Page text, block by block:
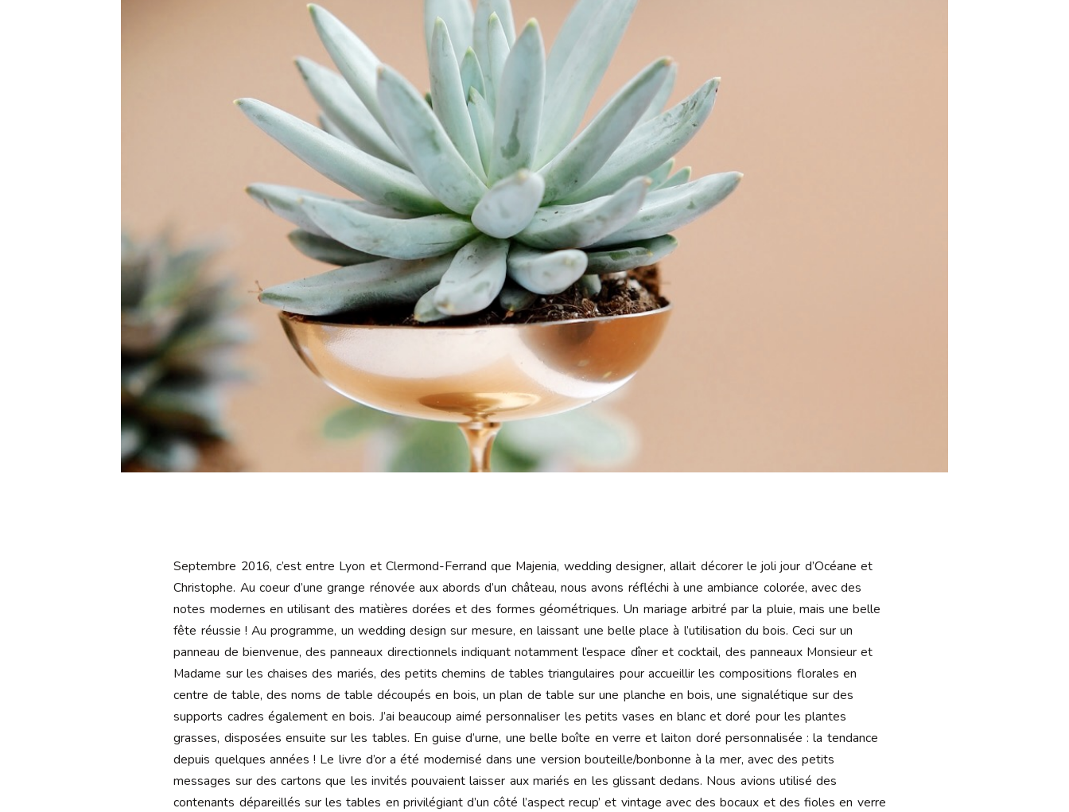
Septembre 2016, c’est entre Lyon et Clermond-Ferrand que Majenia, wedding designer, allait décorer le joli jour d’Océane et
Christophe. Au coeur d’une grange rénovée aux abords d’un château, nous avons réfléchi à une ambiance colorée, avec des
notes modernes en utilisant des matières dorées et des formes géométriques. Un mariage arbitré par la pluie, mais une belle
fête réussie ! Au programme, un wedding design sur mesure, en laissant une belle place à l’utilisation du bois. Ceci sur un
panneau de bienvenue, des panneaux directionnels indiquant notamment l’espace dîner et cocktail, des panneaux Monsieur et
Madame sur les chaises des mariés, des petits chemins de tables triangulaires pour accueillir les compositions florales en
centre de table, des noms de table découpés en bois, un plan de table sur une planche en bois, une signalétique sur des
supports cadres également en bois. J’ai beaucoup aimé personnaliser les petits vases en blanc et doré pour les plantes
grasses, disposées ensuite sur les tables. En guise d’urne, une belle boîte en verre et laiton doré personnalisée : la tendance
depuis quelques années ! Le livre d’or a été modernisé dans une version bouteille/bonbonne à la mer, avec des petits
messages sur des cartons que les invités pouvaient laisser aux mariés en les glissant dedans. Nous avions utilisé des
contenants dépareillés sur les tables en privilégiant d’un côté l’aspect recup’ et vintage avec des bocaux et des fioles en verre
interdum. Etiam porta sem malesuada magna
mollis euismod.
FOLLOW ME